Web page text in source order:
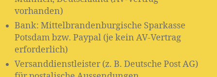
vorhanden)
Bank: Mittelbrandenburgische Sparkasse
Potsdam bzw. Paypal (je kein AV-Vertrag
erforderlich)
Versanddienstleister (z. B. Deutsche Post AG)